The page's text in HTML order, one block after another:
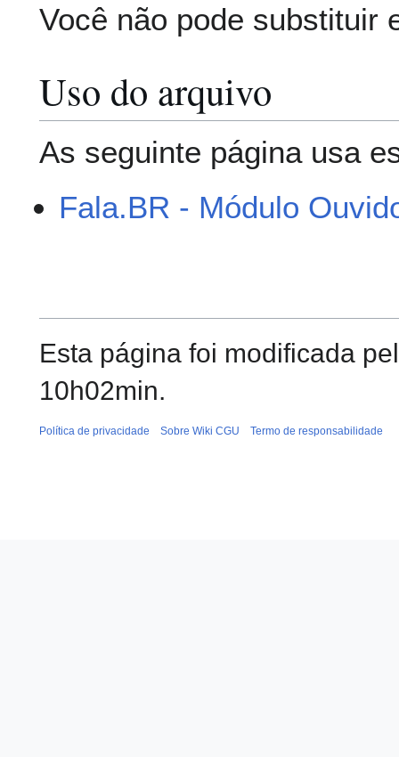
Você não pode substituir
Uso do arquivo
As seguinte página usa
Fala.BR - Módulo
Esta página foi modificada
10h02min.
Política de privacidade Sobre Wiki CGU Termo de responsabilidade